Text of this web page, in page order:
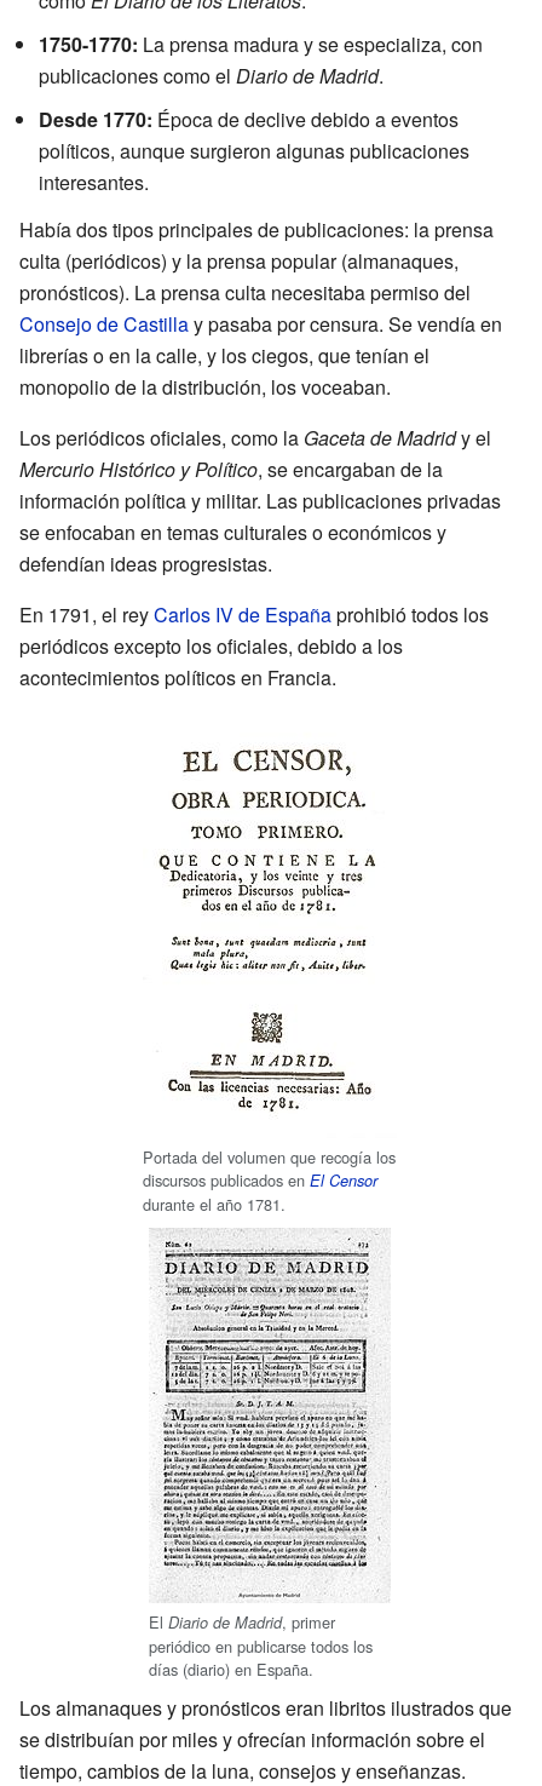
1750-1770: La prensa madura y se especializa, con
publicaciones como el Diario de Madrid.
Desde 1770: Época de declive debido a eventos
políticos, aunque surgieron algunas publicaciones
interesantes.
Había dos tipos principales de publicaciones: la prensa
culta (periódicos) y la prensa popular (almanaques,
pronósticos). La prensa culta necesitaba permiso del
Consejo de Castillay pasaba por censura. Se vendía en
librerías o en la calle, y los ciegos, que tenían el
monopolio de la distribución, los voceaban.
Los periódicos oficiales, como la Gaceta de Madridy el
Mercurio Histórico y Político, se encargaban de la
información política y militar. Las publicaciones privadas
se enfocaban en temas culturales o económicos y
defendían ideas progresistas.
En 1791, el reyCarlos IV de Españaprohibió todos los
periódicos excepto los oficiales, debido a los
acontecimientos políticos en Francia.
Portada del volumen que recogía los
discursos publicados en El Censor
durante el año 1781.
El Diario de Madrid, primer
periódico en publicarse todos los
días (diario) en España.
Los almanaques y pronósticos eran libritos ilustrados que
se distribuían por miles y ofrecían información sobre el
tiempo, cambios de la luna, consejos y enseñanzas.